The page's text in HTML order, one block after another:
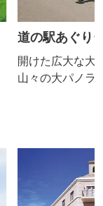
道の駅あぐり
ル
開けた広大な大
山々の大パノラ
していただけま
長130cm以上
で家族みんな